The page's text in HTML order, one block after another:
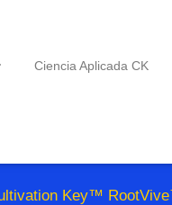
Ciencia Aplicada CK
Key™